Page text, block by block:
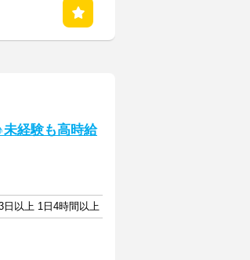
経験も高時給
日以上 1日4時間以上